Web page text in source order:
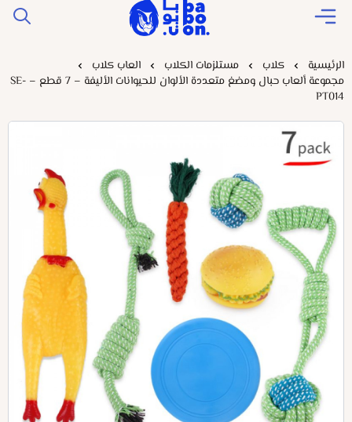
Baboonstore
الرئيسية كلاب مستلزمات الكلاب
العاب كلاب
مجموعة ألعاب حبال ومضغ متعددة الألوان للحيوانات الأليفة – 7 قطع – SE-
PT014